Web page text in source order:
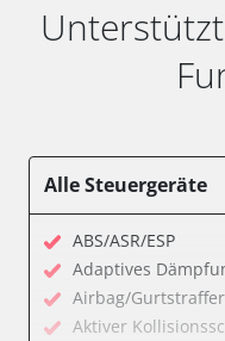
Alle Steuergeräte
ABS/ASR/ESP
Adaptives
Airbag/Gurtstraffer
Aktiver